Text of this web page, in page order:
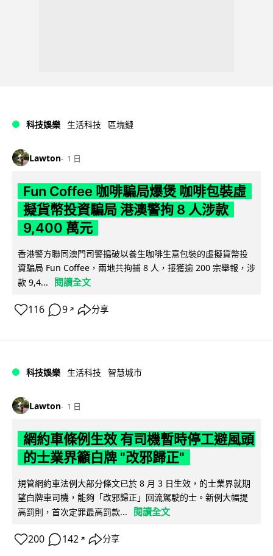
科技娛樂 生活科技 區塊鏈
Lawton 1 日
Fun Coffee 咖啡騙局爆煲 咖啡包裝虛
擬貨幣投資騙局 港澳警拘 8 人涉款
9,400 萬元
香港警方聯同澳門司警搗破以養生咖啡生意包裝的虛擬貨幣投
資騙局 Fun Coffee，兩地共拘捕 8 人，接獲逾 200 宗舉報，涉
款 9,4...
閱讀全文
116 9 ↗ 分享
科技娛樂 生活科技 智慧城市
Lawton 1 日
網約車條例生效 有司機暫時停工避風頭
的士業界籲白牌 "改邪歸正"
規管網約車法例大部分條文已於 8 月 3 日生效，的士業界就期
望白牌車司機，能夠「改邪歸正」回流駕駛的士。新例大幅提
高罰則，首次定罪最高罰款...
閱讀全文
200 142 ↗ 分享